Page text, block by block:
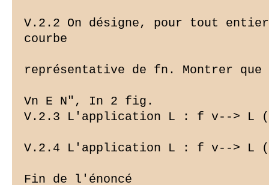
V.2.2 On désigne, pour tout
courbe
représentative de fn. Montrer
Vn E N", In 2 fig.
V.2.3 L'application L : f v-->
V.2.4 L'application L : f v--> L
Fin de l'énoncé